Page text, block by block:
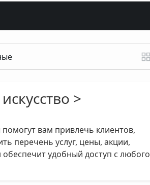
>
вам привлечь клиентов,
перечень услуг, цены, акции,
удобный доступ с любого